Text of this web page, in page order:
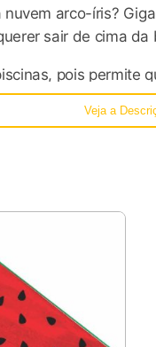
arco-íris?
sair de cima
pois permite
ainda maior.
verões
a única loja
toda a família.
e acabamentos
Veja a